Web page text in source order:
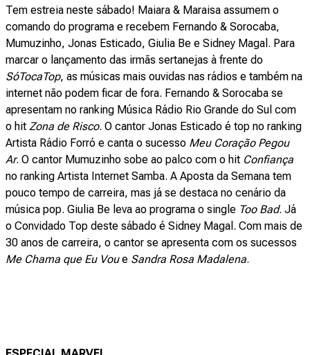
Tem estreia neste sábado! Maiara & Maraisa assumem o
comando do programa e recebem Fernando & Sorocaba,
Mumuzinho, Jonas Esticado, Giulia Be e Sidney Magal. Para
marcar o lançamento das irmãs sertanejas à frente do
SóTocaTop, as músicas mais ouvidas nas rádios e também na
internet não podem ficar de fora. Fernando & Sorocaba se
apresentam no ranking Música Rádio Rio Grande do Sul com
o hit Zona de Risco. O cantor Jonas Esticado é top no ranking
Artista Rádio Forró e canta o sucesso Meu Coração Pegou
Ar. O cantor Mumuzinho sobe ao palco com o hit Confiança
no ranking Artista Internet Samba. A Aposta da Semana tem
pouco tempo de carreira, mas já se destaca no cenário da
música pop. Giulia Be leva ao programa o single Too Bad. Já
o Convidado Top deste sábado é Sidney Magal. Com mais de
30 anos de carreira, o cantor se apresenta com os sucessos
Me Chama que Eu Voue Sandra Rosa Madalena.